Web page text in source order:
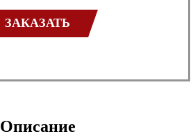
ЗАКАЗАТЬ
Описание